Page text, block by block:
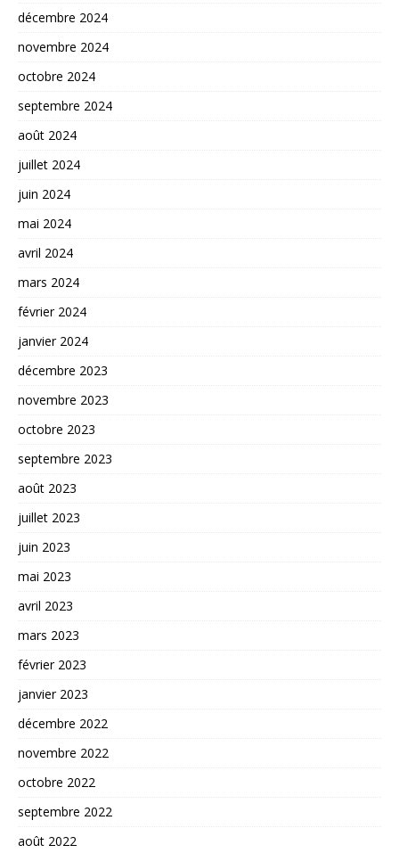
décembre 2024
novembre 2024
octobre 2024
septembre 2024
août 2024
juillet 2024
juin 2024
mai 2024
avril 2024
mars 2024
février 2024
janvier 2024
décembre 2023
novembre 2023
octobre 2023
septembre 2023
août 2023
juillet 2023
juin 2023
mai 2023
avril 2023
mars 2023
février 2023
janvier 2023
décembre 2022
novembre 2022
octobre 2022
septembre 2022
août 2022